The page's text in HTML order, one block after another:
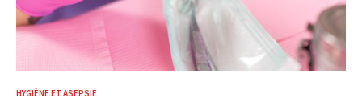
HYGIÈNE ET ASEPSIE